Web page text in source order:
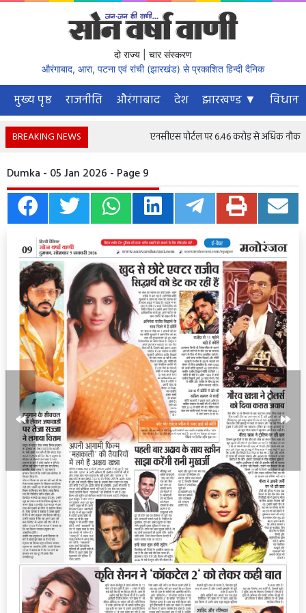
दो राज्य | चार संस्करण
औरंगाबाद, आरा, पटना एवं रांची (झारखंड) से प्रकाशित हिन्दी दैनिक
मुख्य पृष्ठ राजनीति औरंगाबाद देश झारखण्ड ▼
BREAKING NEWS एनसीएस पोर्टल पर 6.46 करोड़ से अधिक नौकरी
Dumka - 05 Jan 2026 - Page 9